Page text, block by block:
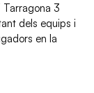
3
dels equips i
en la